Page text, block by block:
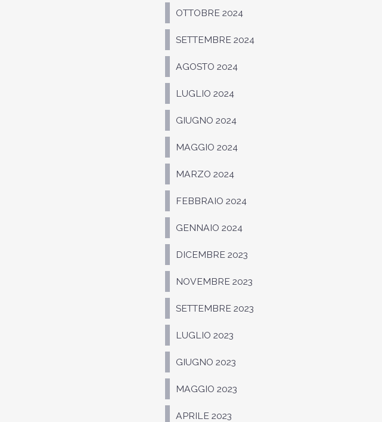
OTTOBRE 2024
SETTEMBRE 2024
AGOSTO 2024
LUGLIO 2024
GIUGNO 2024
MAGGIO 2024
MARZO 2024
FEBBRAIO 2024
GENNAIO 2024
DICEMBRE 2023
NOVEMBRE 2023
SETTEMBRE 2023
LUGLIO 2023
GIUGNO 2023
MAGGIO 2023
APRILE 2023